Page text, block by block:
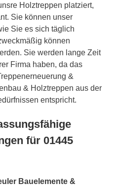
Holztreppen platziert,
Sie können unser
Sie es sich täglich
können
Sie werden lange Zeit
Firma haben, da das
&
& Holztreppen aus der
entspricht.
für 01445
Bauelemente &